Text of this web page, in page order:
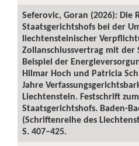
Seferovic, Goran (2026): Die
Staatsgerichtshofs bei der
liechtensteinischer
Zollanschlussvertrag mit der
Beispiel der
Hilmar Hoch und Patricia
Jahre
Liechtenstein. Festschrift
Staatsgerichtshofs. Baden-
(Schriftenreihe des
S. 407–425.